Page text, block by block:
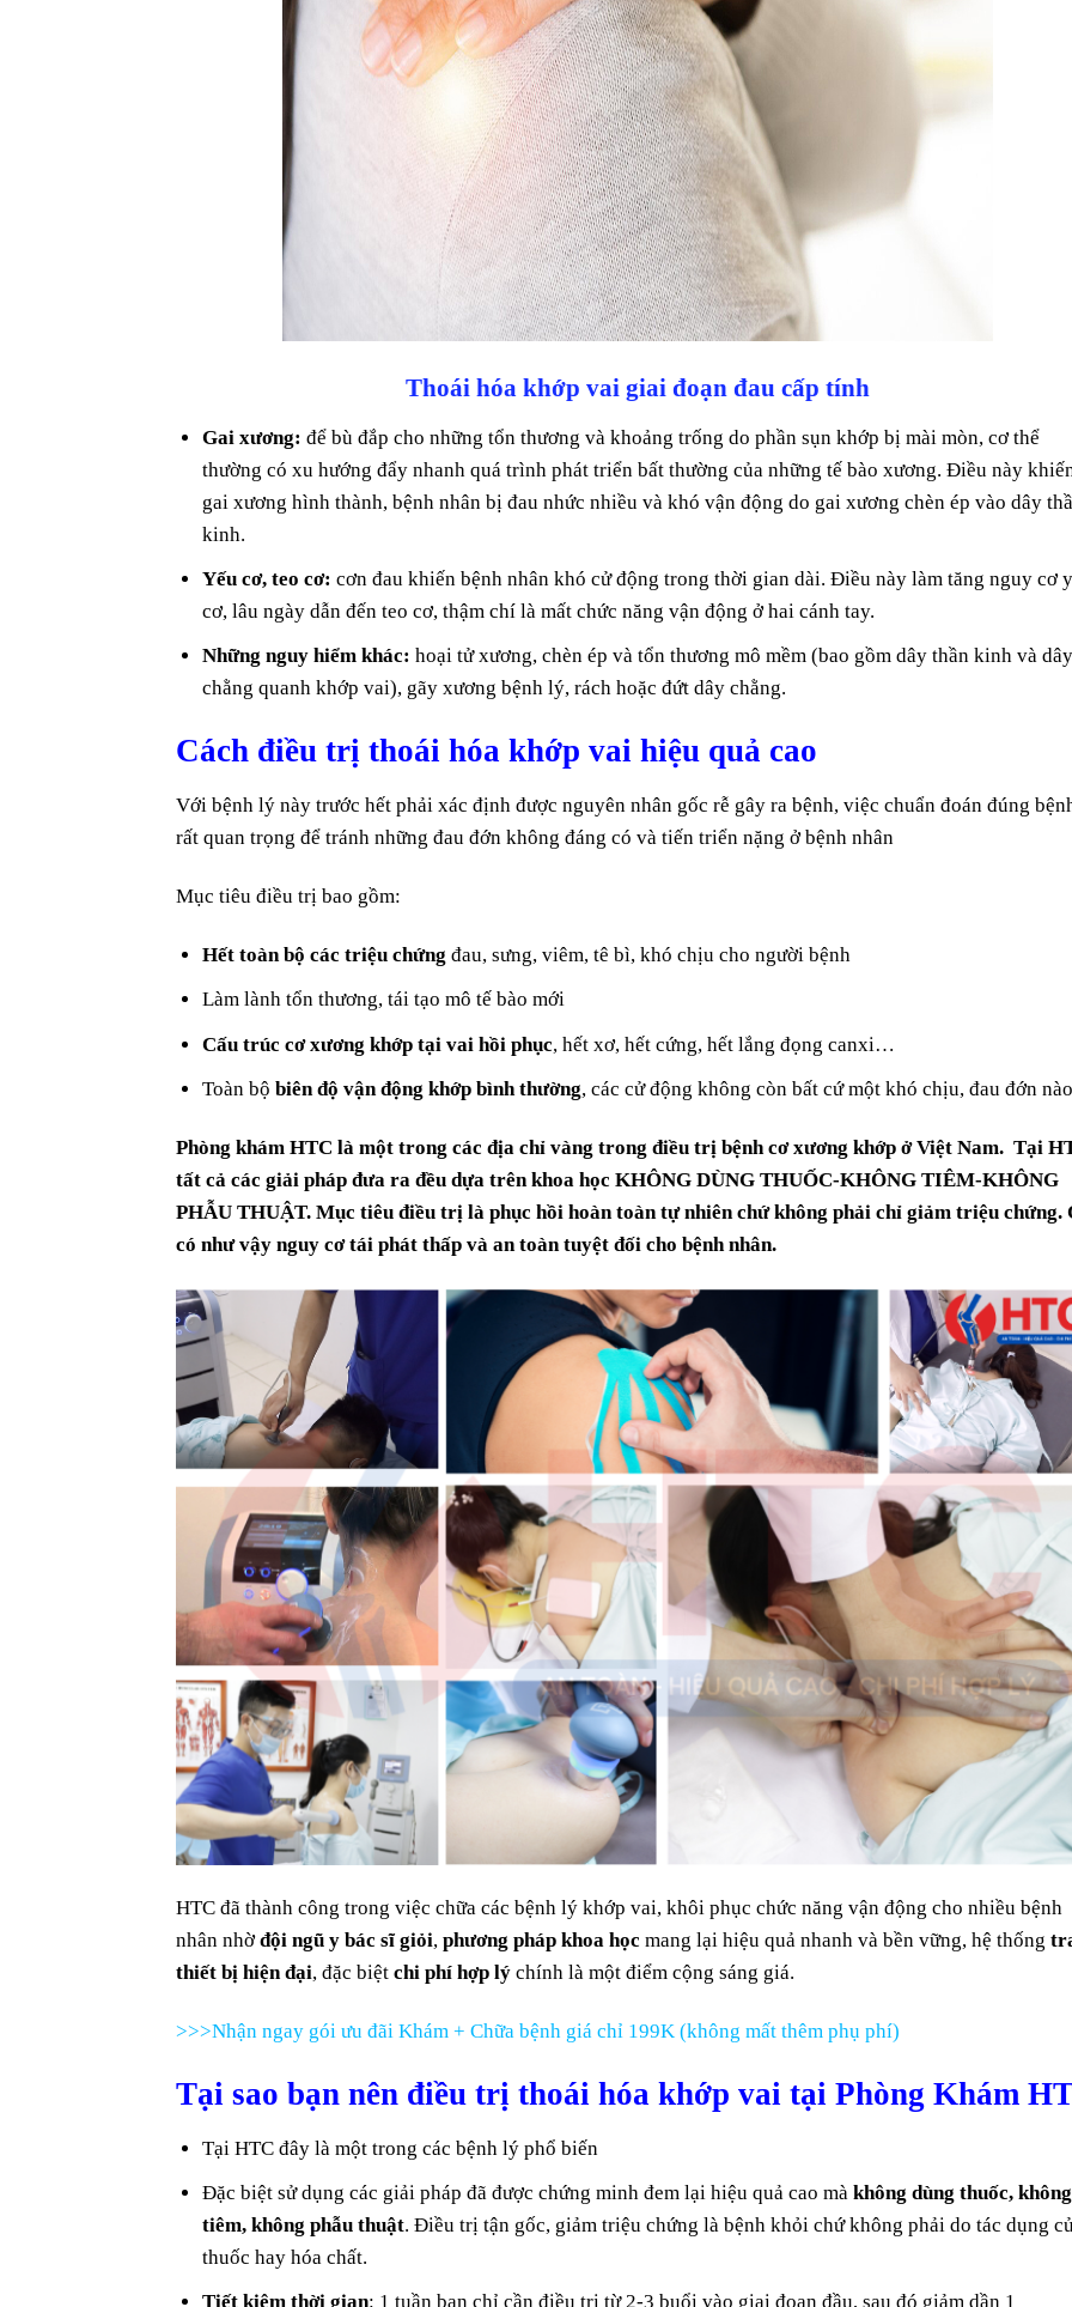
Thoái hóa khớp vai giai đoạn đau cấp tính
Gai xương: để bù đắp cho những tổn thương và khoảng trống do phần sụn khớp bị mài mòn, cơ thể
thường có xu hướng đẩy nhanh quá trình phát triển bất thường của những tế bào xương. Điều này
gai xương hình thành, bệnh nhân bị đau nhức nhiều và khó vận động do gai xương chèn ép vào dây
kinh.
Yếu cơ, teo cơ: cơn đau khiến bệnh nhân khó cử động trong thời gian dài. Điều này làm tăng nguy cơ
cơ, lâu ngày dẫn đến teo cơ, thậm chí là mất chức năng vận động ở hai cánh tay.
Những nguy hiểm khác: hoại tử xương, chèn ép và tổn thương mô mềm (bao gồm dây thần kinh và dây
chằng quanh khớp vai), gãy xương bệnh lý, rách hoặc đứt dây chằng.
Cách điều trị thoái hóa khớp vai hiệu quả cao
Với bệnh lý này trước hết phải xác định được nguyên nhân gốc rễ gây ra bệnh, việc chuẩn đoán đúng
rất quan trọng để tránh những đau đớn không đáng có và tiến triển nặng ở bệnh nhân
Mục tiêu điều trị bao gồm:
Hết toàn bộ các triệu chứng đau, sưng, viêm, tê bì, khó chịu cho người bệnh
Làm lành tổn thương, tái tạo mô tế bào mới
Cấu trúc cơ xương khớp tại vai hồi phục, hết xơ, hết cứng, hết lắng đọng canxi…
Toàn bộbiên độ vận động khớp bình thường, các cử động không còn bất cứ một khó chịu, đau đớn nào
Phòng khám HTC là một trong các địa chỉ vàng trong điều trị bệnh cơ xương khớp ở Việt Nam. Tại
tất cả các giải pháp đưa ra đều dựa trên khoa học KHÔNG DÙNG THUỐC-KHÔNG TIÊM-KHÔNG
PHẪU THUẬT. Mục tiêu điều trị là phục hồi hoàn toàn tự nhiên chứ không phải chỉ giảm triệu chứng.
có như vậy nguy cơ tái phát thấp và an toàn tuyệt đối cho bệnh nhân.
HTC đã thành công trong việc chữa các bệnh lý khớp vai, khôi phục chức năng vận động cho nhiều bệnh
nhân nhờđội ngũ y bác sĩ giỏi, phương pháp khoa học mang lại hiệu quả nhanh và bền vững, hệ thống
thiết bị hiện đại, đặc biệt chi phí hợp lý chính là một điểm cộng sáng giá.
>>>Nhận ngay gói ưu đãi Khám + Chữa bệnh giá chỉ 199K (không mất thêm phụ phí)
Tại sao bạn nên điều trị thoái hóa khớp vai tại Phòng Khám
Tại HTC đây là một trong các bệnh lý phổ biến
Đặc biệt sử dụng các giải pháp đã được chứng minh đem lại hiệu quả cao màkhông dùng thuốc, không
tiêm, không phẫu thuật. Điều trị tận gốc, giảm triệu chứng là bệnh khỏi chứ không phải do tác dụng
thuốc hay hóa chất.
Tiết kiệm thời gian: 1 tuần bạn chỉ cần điều trị từ 2-3 buổi vào giai đoạn đầu, sau đó giảm dần 1